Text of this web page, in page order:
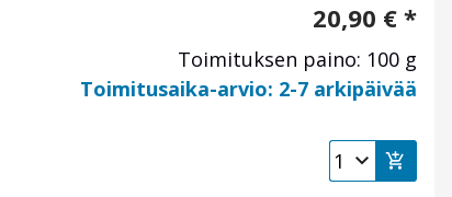
20,90 € *
Toimituksen paino: 100 g
Toimitusaika-arvio: 2-7 arkipäivää